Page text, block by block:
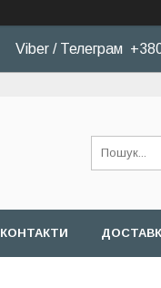
Viber / Телеграм
КОНТАКТИ